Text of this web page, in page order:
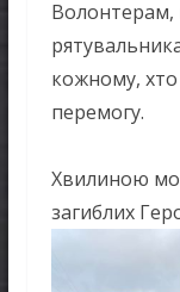
Волонтерам,
кожному,
перемогу.
Хвилиною
загиблих